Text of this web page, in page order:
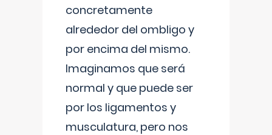
concretamente
alrededor del ombligo y
por encima del mismo.
Imaginamos que será
normal y que puede ser
por los ligamentos y
musculatura, pero nos